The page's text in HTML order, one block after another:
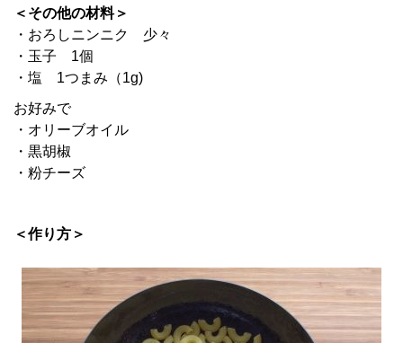
＜その他の材料＞
・おろしニンニク 少々
・玉子 1個
・塩 1つまみ（1g)
お好みで
・オリーブオイル
・黒胡椒
・粉チーズ
＜作り方＞